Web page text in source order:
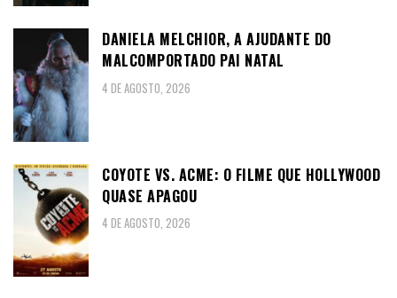
DANIELA MELCHIOR, A AJUDANTE DO
MALCOMPORTADO PAI NATAL
4 DE AGOSTO, 2026
COYOTE VS. ACME: O FILME QUE HOLLYWOOD
QUASE APAGOU
4 DE AGOSTO, 2026